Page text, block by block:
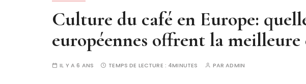
Culture du café en Europe:
européennes offrent la meilleure
IL Y A 6 ANS TEMPS DE LECTURE : 4MINUTES PARADMIN